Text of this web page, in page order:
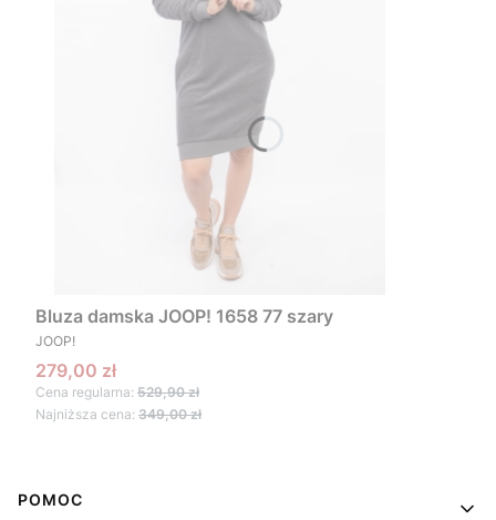
Bluza damska JOOP! 1658 77 szary
PRODUCENT
JOOP!
Cena promocyjna
279,00 zł
Cena regularna: 529,90 zł
Najniższa cena: 349,00 zł
Linki w stopce
POMOC